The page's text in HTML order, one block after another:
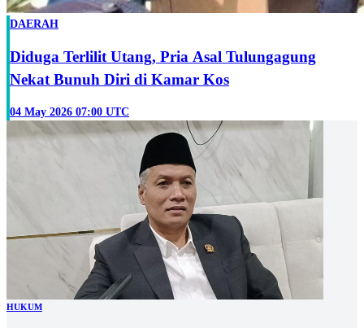
DAERAH
Diduga Terlilit Utang, Pria Asal Tulungagung
Nekat Bunuh Diri di Kamar Kos
04 May 2026 07:00 UTC
HUKUM